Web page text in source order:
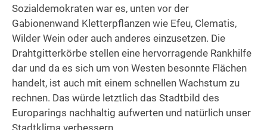
Sozialdemokraten war es, unten vor der
Gabionenwand Kletterpflanzen wie Efeu, Clematis,
Wilder Wein oder auch anderes einzusetzen. Die
Drahtgitterkörbe stellen eine hervorragende Rankhilfe
dar und da es sich um von Westen besonnte Flächen
handelt, ist auch mit einem schnellen Wachstum zu
rechnen. Das würde letztlich das Stadtbild des
Europarings nachhaltig aufwerten und natürlich unser
Stadtklima verbessern.